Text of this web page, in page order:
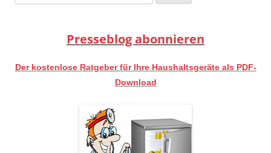
nach:
Presseblog abonnieren
Der kostenlose Ratgeber für Ihre Haushaltsgeräte als PDF-
Download